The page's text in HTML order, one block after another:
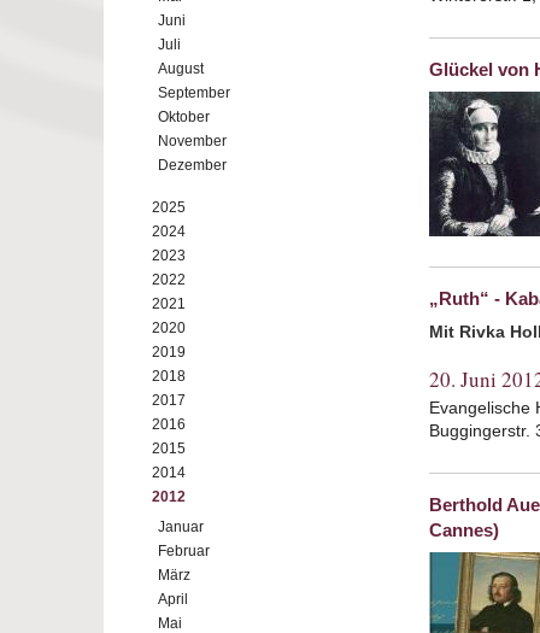
Juni
Juli
August
September
Oktober
November
Dezember
2025
2024
2023
2022
2021
2020
2019
2018
2017
2016
2015
2014
2012
Januar
Februar
März
April
Mai
Glückel von
„Ruth“ -
Mit Rivka
20. Juni
Evangelische
Buggingerstr.
Berthold
Cannes)